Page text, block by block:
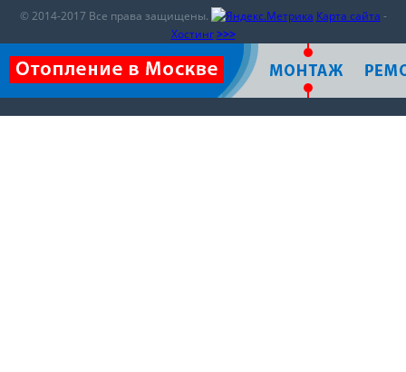
© 2014-2017 Все права защищены. Карта сайта -
Хостинг >>>